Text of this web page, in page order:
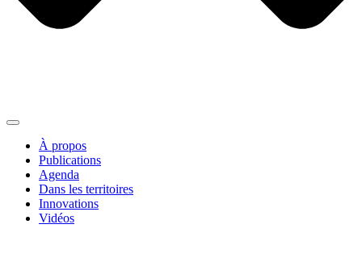
À propos
Publications
Agenda
Dans les territoires
Innovations
Vidéos